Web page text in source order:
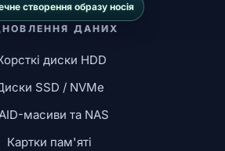
створення образу носія
ДАНИХ
диски HDD
SSD / NVMe
масиви та NAS
Картки пам'яті